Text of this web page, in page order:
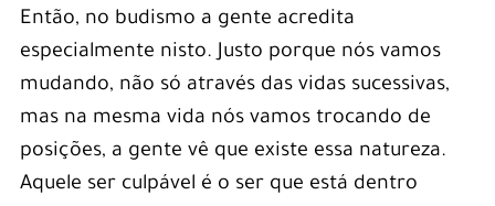
Então, no budismo a gente acredita
especialmente nisto. Justo porque nós vamos
mudando, não só através das vidas sucessivas,
mas na mesma vida nós vamos trocando de
posições, a gente vê que existe essa natureza.
Aquele ser culpável é o ser que está dentro